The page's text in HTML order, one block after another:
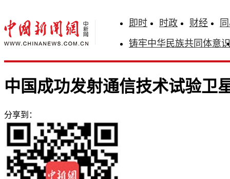
即时 时政 财经
铸牢中华民族共同体意识
中国成功发射通信技术试验卫
分享到：